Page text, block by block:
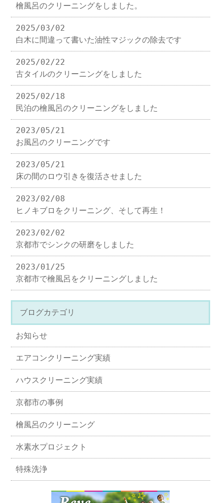
檜風呂のクリーニングをしました。
2025/03/02
白木に間違って書いた油性マジックの除去です
2025/02/22
古タイルのクリーニングをしました
2025/02/18
民泊の檜風呂のクリーニングをしました
2023/05/21
お風呂のクリーニングです
2023/05/21
床の間のロウ引きを復活させました
2023/02/08
ヒノキブロをクリーニング、そして再生！
2023/02/02
京都市でシンクの研磨をしました
2023/01/25
京都市で檜風呂をクリーニングしました
ブログカテゴリ
お知らせ
エアコンクリーニング実績
ハウスクリーニング実績
京都市の事例
檜風呂のクリーニング
水素水プロジェクト
特殊洗浄